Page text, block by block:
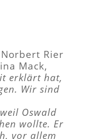
Rier
Mack,
erklärt hat,
Wir sind
Oswald
wollte. Er
vor allem